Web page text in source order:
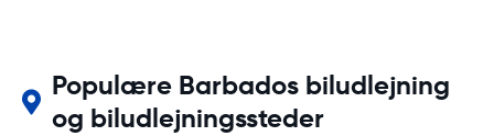
Populære Barbados biludlejning
og biludlejningssteder